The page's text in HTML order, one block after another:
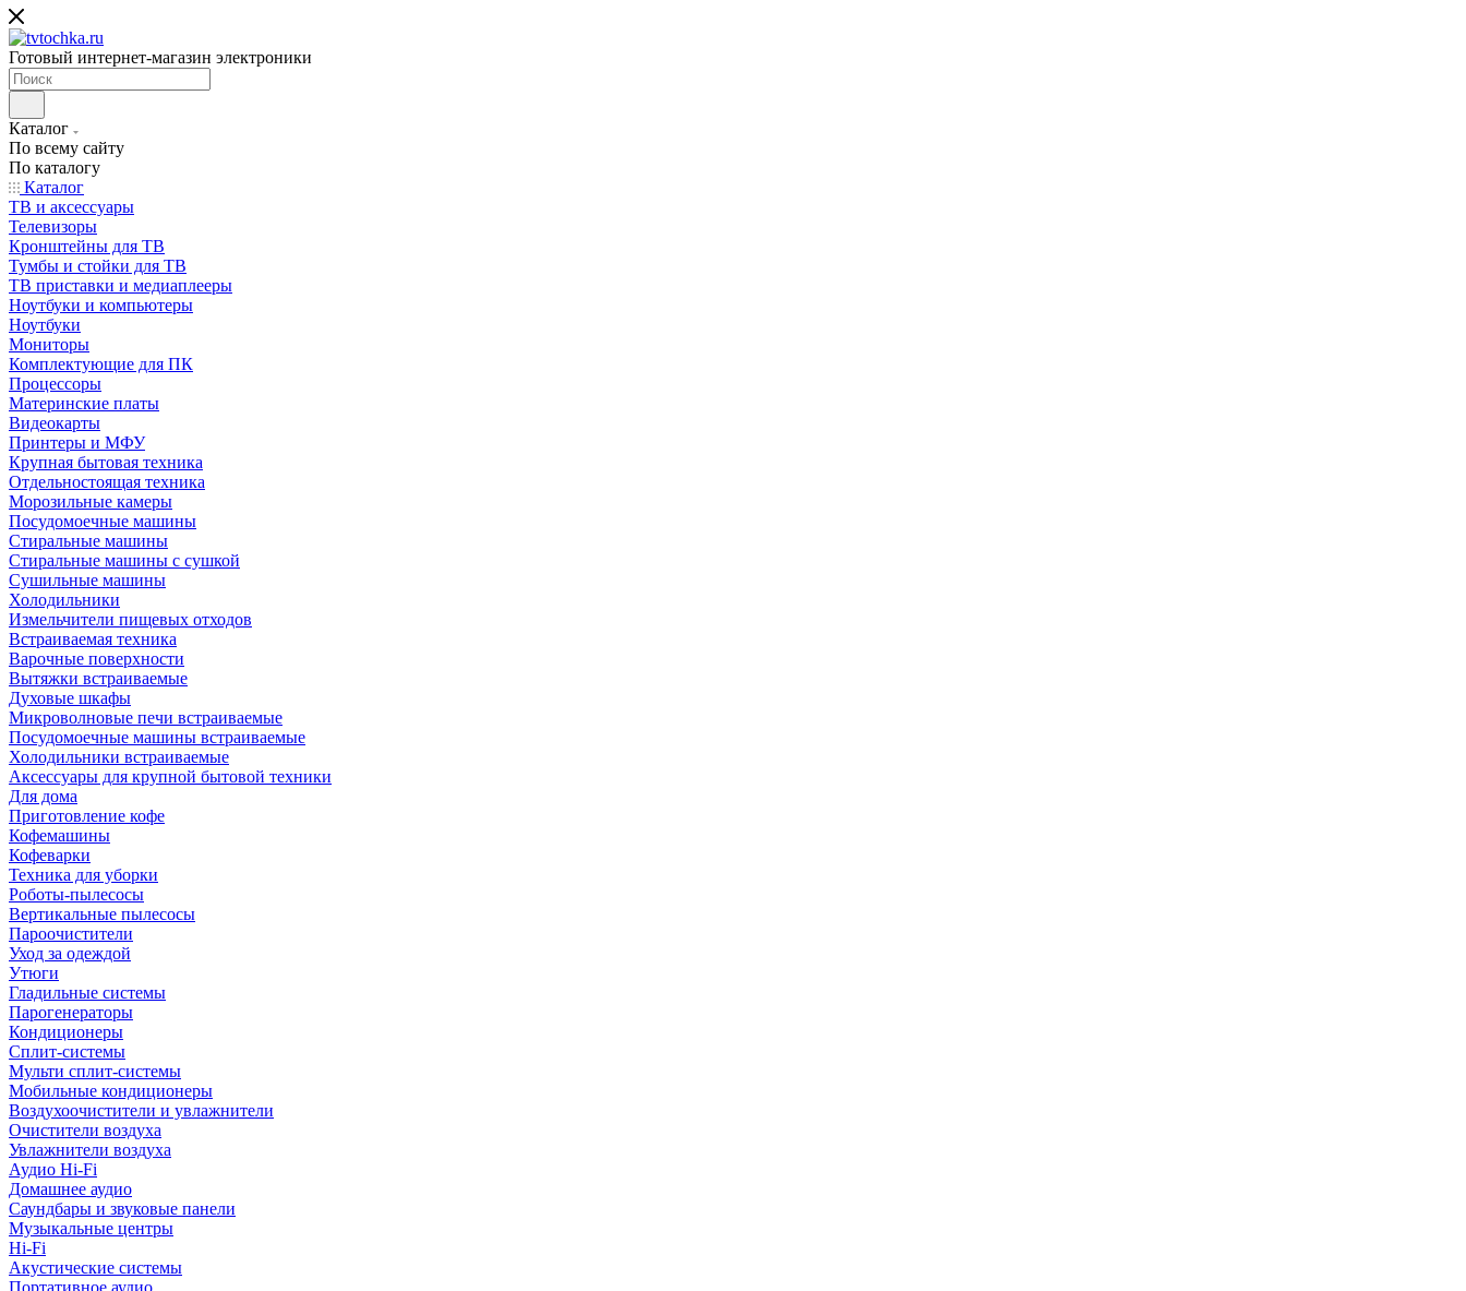
Готовый интернет-магазин электроники
Каталог
По всему сайту
По каталогу
Каталог
ТВ и аксессуары
Телевизоры
Кронштейны для ТВ
Тумбы и стойки для ТВ
ТВ приставки и медиаплееры
Ноутбуки и компьютеры
Ноутбуки
Мониторы
Комплектующие для ПК
Процессоры
Материнские платы
Видеокарты
Принтеры и МФУ
Крупная бытовая техника
Отдельностоящая техника
Морозильные камеры
Посудомоечные машины
Стиральные машины
Стиральные машины с сушкой
Сушильные машины
Холодильники
Измельчители пищевых отходов
Встраиваемая техника
Варочные поверхности
Вытяжки встраиваемые
Духовые шкафы
Микроволновые печи встраиваемые
Посудомоечные машины встраиваемые
Холодильники встраиваемые
Аксессуары для крупной бытовой техники
Для дома
Приготовление кофе
Кофемашины
Кофеварки
Техника для уборки
Роботы-пылесосы
Вертикальные пылесосы
Пароочистители
Уход за одеждой
Утюги
Гладильные системы
Парогенераторы
Кондиционеры
Сплит-системы
Мульти сплит-системы
Мобильные кондиционеры
Воздухоочистители и увлажнители
Очистители воздуха
Увлажнители воздуха
Аудио Hi-Fi
Домашнее аудио
Саундбары и звуковые панели
Музыкальные центры
Hi-Fi
Акустические системы
Портативное аудио